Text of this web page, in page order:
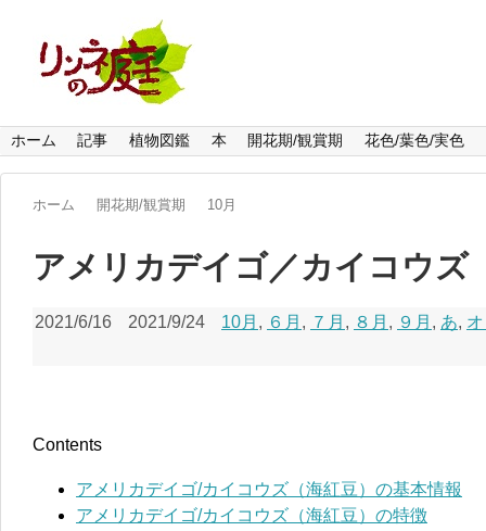
ホーム 記事 植物図鑑 本 開花期/観賞期 花色/葉色/実色
ホーム 開花期/観賞期 10月
アメリカデイゴ／カイコウズ
2021/6/16 2021/9/24 10月 , ６月 , ７月 , ８月 , ９月 , あ,
Contents
アメリカデイゴ/カイコウズ（海紅豆）の基本情報
アメリカデイゴ/カイコウズ（海紅豆）の特徴